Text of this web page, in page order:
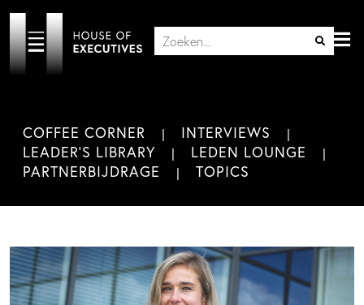
COFFEE CORNER
INTERVIEWS
LEADER'S LIBRARY
LEDEN LOUNGE
PARTNERBIJDRAGE
TOPICS